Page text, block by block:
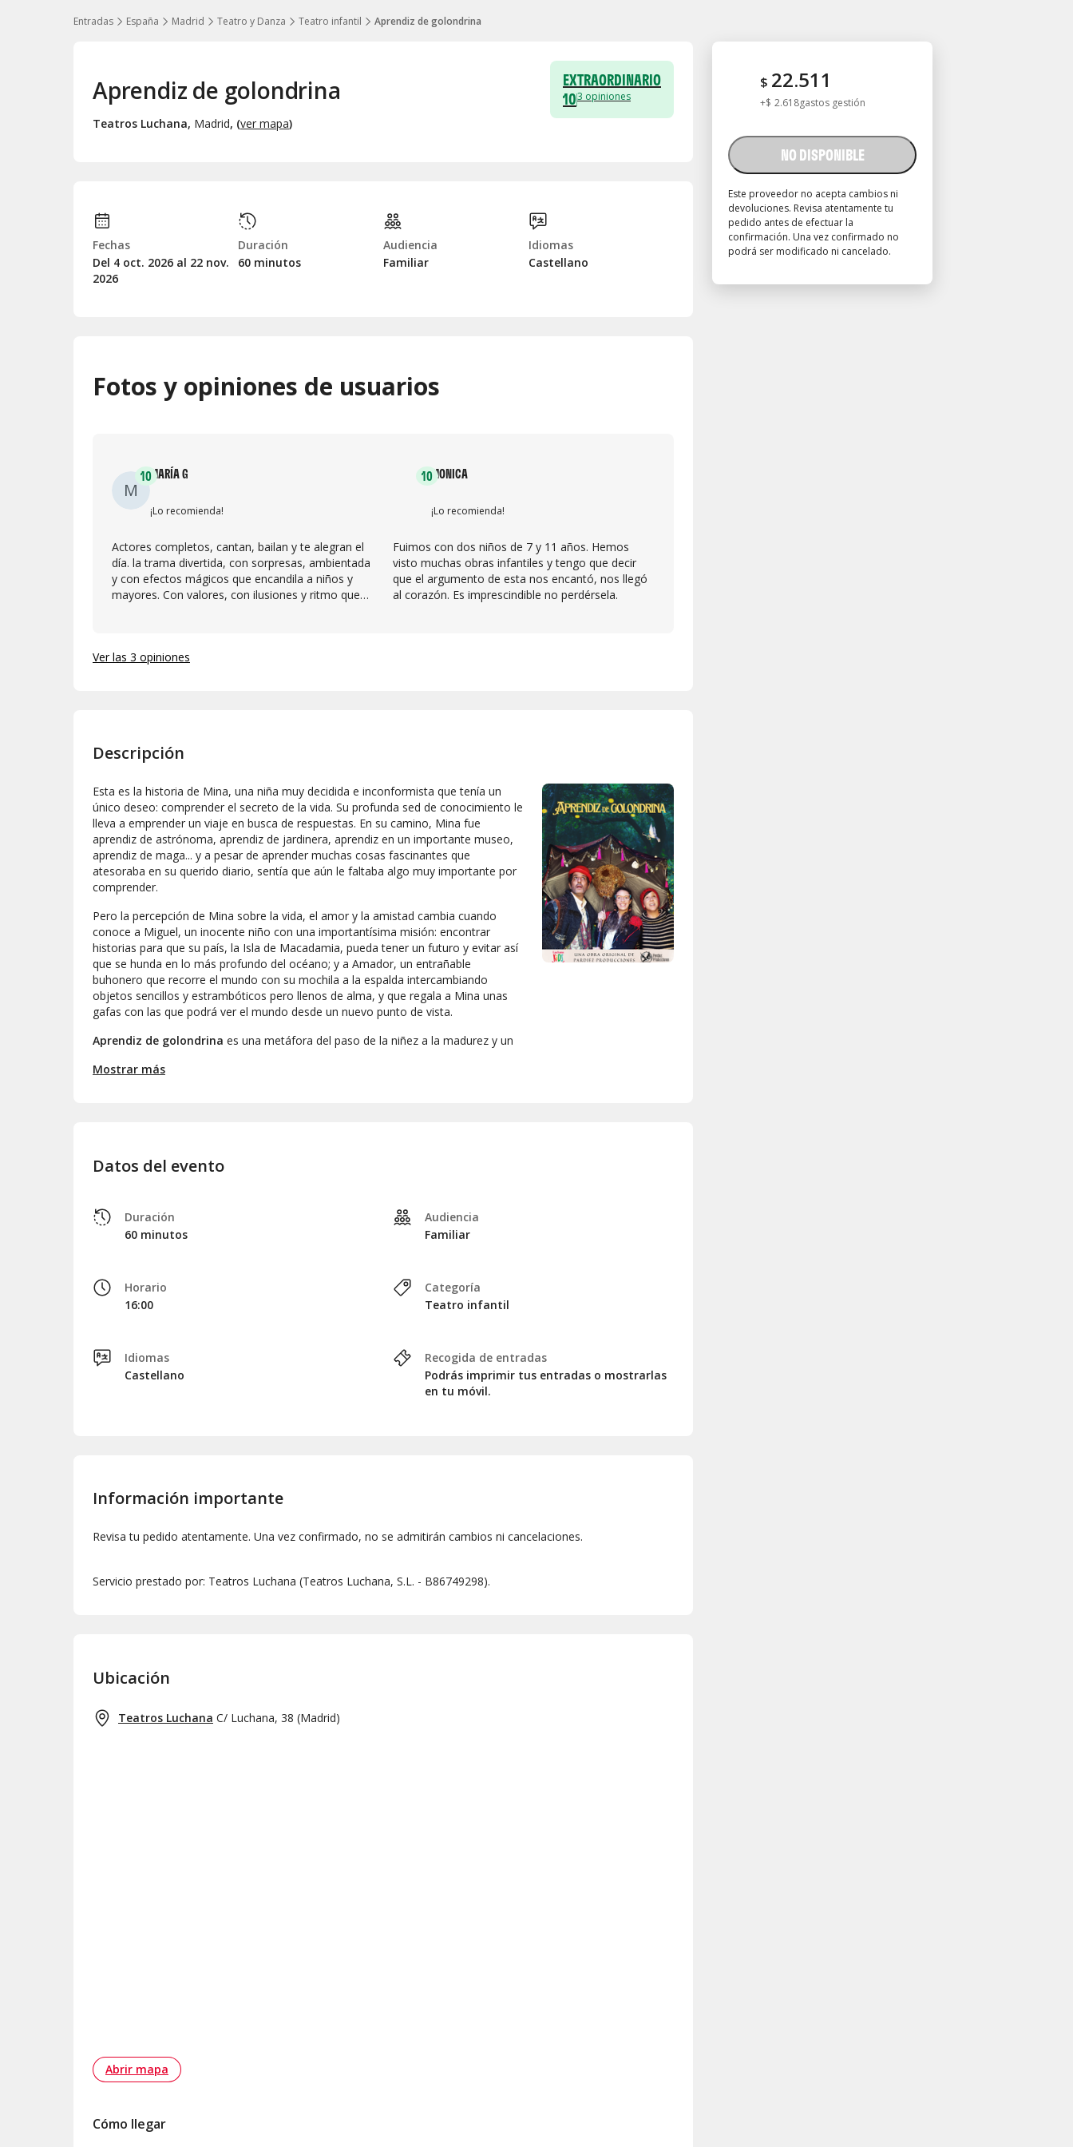
Entradas España Madrid Teatro y Danza Teatro infantil Aprendiz de golondrina
$ 22.511
+$ 2.618gastos gestión
NO DISPONIBLE
Este proveedor no acepta cambios ni
devoluciones. Revisa atentamente tu
pedido antes de efectuar la
confirmación. Una vez confirmado no
podrá ser modificado ni cancelado.
Aprendiz de golondrina
Teatros Luchana, Madrid, (ver mapa)
EXTRAORDINARIO
103 opiniones
Fechas
Del 4 oct. 2026 al 22 nov.
2026
Duración
60 minutos
Audiencia
Familiar
Idiomas
Castellano
Fotos y opiniones de usuarios
M
10MARÍA G
¡Lo recomienda!
Actores completos, cantan, bailan y te alegran el
día. la trama divertida, con sorpresas, ambientada
y con efectos mágicos que encandila a niños y
mayores. Con valores, con ilusiones y ritmo que
10MONICA
¡Lo recomienda!
Fuimos con dos niños de 7 y 11 años. Hemos
visto muchas obras infantiles y tengo que decir
que el argumento de esta nos encantó, nos llegó
al corazón. Es imprescindible no perdérsela.
Ver las 3 opiniones
Descripción
Esta es la historia de Mina, una niña muy decidida e inconformista que tenía un
único deseo: comprender el secreto de la vida. Su profunda sed de conocimiento le
lleva a emprender un viaje en busca de respuestas. En su camino, Mina fue
aprendiz de astrónoma, aprendiz de jardinera, aprendiz en un importante museo,
aprendiz de maga... y a pesar de aprender muchas cosas fascinantes que
atesoraba en su querido diario, sentía que aún le faltaba algo muy importante por
comprender.
Pero la percepción de Mina sobre la vida, el amor y la amistad cambia cuando
conoce a Miguel, un inocente niño con una importantísima misión: encontrar
historias para que su país, la Isla de Macadamia, pueda tener un futuro y evitar así
que se hunda en lo más profundo del océano; y a Amador, un entrañable
buhonero que recorre el mundo con su mochila a la espalda intercambiando
objetos sencillos y estrambóticos pero llenos de alma, y que regala a Mina unas
gafas con las que podrá ver el mundo desde un nuevo punto de vista.
Aprendiz de golondrina es una metáfora del paso de la niñez a la madurez y un
siempre encuentranel camino de vuelta a su hogar.
Mostrar más
Datos del evento
Duración
60 minutos
Horario
16:00
Idiomas
Castellano
Audiencia
Familiar
Categoría
Teatro infantil
Recogida de entradas
Podrás imprimir tus entradas o mostrarlas
en tu móvil.
Información importante
Revisa tu pedido atentamente. Una vez confirmado, no se admitirán cambios ni cancelaciones.
Servicio prestado por: Teatros Luchana (Teatros Luchana, S.L. - B86749298).
Ubicación
Teatros Luchana C/ Luchana, 38 (Madrid)
Abrir mapa
Cómo llegar